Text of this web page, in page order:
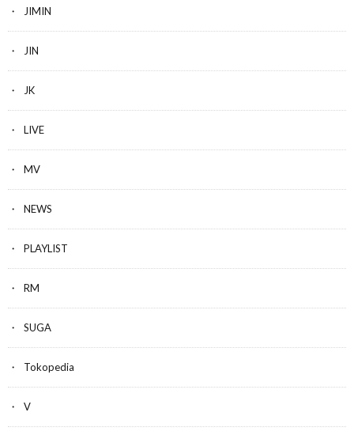
JIMIN
JIN
JK
LIVE
MV
NEWS
PLAYLIST
RM
SUGA
Tokopedia
V